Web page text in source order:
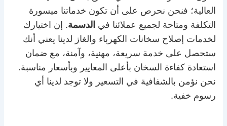
العالية؛ فنحن نحرص على أن تكون خدماتنا ميسورة
التكلفة ومتاحة لجميع عملائنا في الدسمة. إن اختيارك
لخدمات إصلاح سخانات الكهرباء والغاز لدينا يعني أنك
ستحصل على خدمة سريعة، مهنية، وآمنة، مع ضمان
استعادة كفاءة السخان بأعلى المعايير وبأسعار مناسبة.
نحن نؤمن بالشفافية في التسعير ولا توجد لدينا أي
رسوم خفية.